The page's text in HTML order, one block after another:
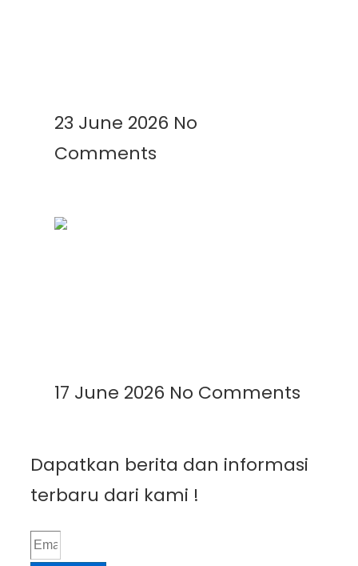
23 June 2026 No
Comments
17 June 2026 No Comments
Dapatkan berita dan informasi
terbaru dari kami !